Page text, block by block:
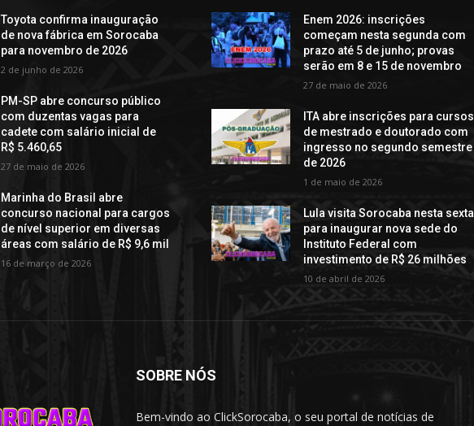
Toyota confirma inauguração
de nova fábrica em Sorocaba
para novembro de 2026
2 de junho de 2026
PM-SP abre concurso público
com duzentas vagas para
cadete com salário inicial de
R$ 5.460,65
27 de maio de 2026
Marinha do Brasil abre
concurso nacional para cargos
de nível superior em diversas
áreas com salário de R$ 9,6 mil
16 de março de 2026
Enem 2026: inscrições
começam nesta segunda com
prazo até 5 de junho; provas
serão em 8 e 15 de novembro
27 de maio de 2026
ITA abre inscrições para cursos
de mestrado e doutorado com
ingresso no segundo semestre
de 2026
1 de maio de 2026
Lula visita Sorocaba nesta sexta
para inaugurar nova sede do
Instituto Federal com
investimento de R$ 26 milhões
10 de abril de 2026
SOBRE NÓS
Bem-vindo ao ClickSorocaba, o seu portal de notícias de